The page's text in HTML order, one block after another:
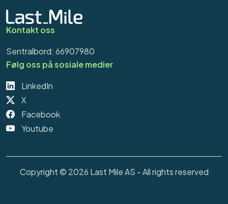
Kontakt oss
Sentralbord: 66907980
Følg oss på sosiale medier
LinkedIn
X
Facebook
Youtube
Copyright © 2026 Last Mile AS - All rights reserved